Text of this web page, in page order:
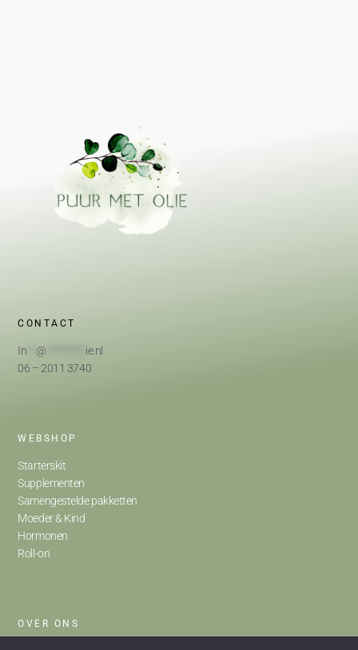
CONTACT
In @
ie.nl
06 – 2011 3740
WEBSHOP
Starterskit
Supplementen
Samengestelde pakketten
Moeder & Kind
Hormonen
Roll-on
OVER ONS